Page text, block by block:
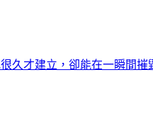
久才建立，卻能在一瞬間摧